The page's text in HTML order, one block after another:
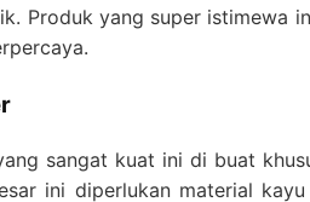
Produk yang super istimewa
sangat kuat ini di buat
ini diperlukan material